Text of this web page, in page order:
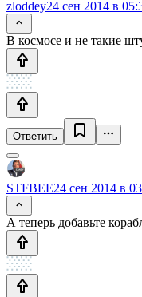
zloddey24 сен 2014 в
В космосе и не такие
Ответить
STFBEE24 сен 2014 в
А теперь добавьте